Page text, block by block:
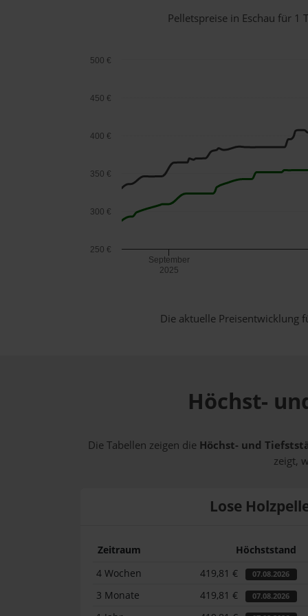
Pelletspreise in Eschau für 1
September
2025
250 €
300 €
350 €
400 €
450 €
500 €
Die aktuelle Preisentwicklung
Höchst-
Die Tabellen zeigen die Höchst- und
zeigt,
Lose
Zeitraum Höchststand
4 Wochen
419,81 € 07.08.2026
3 Monate 419,81 € 07.08.2026